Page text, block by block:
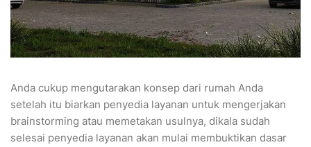
Anda cukup mengutarakan konsep dari rumah Anda
setelah itu biarkan penyedia layanan untuk mengerjakan
brainstorming atau memetakan usulnya, dikala sudah
selesai penyedia layanan akan mulai membuktikan dasar